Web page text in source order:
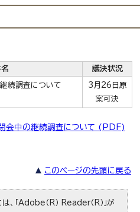
議決状況
続調査について
3月26日原
案可決
会中の継続調査について (PDF)
このページの先頭に戻る
、「Adobe（R） Reader（R）」が